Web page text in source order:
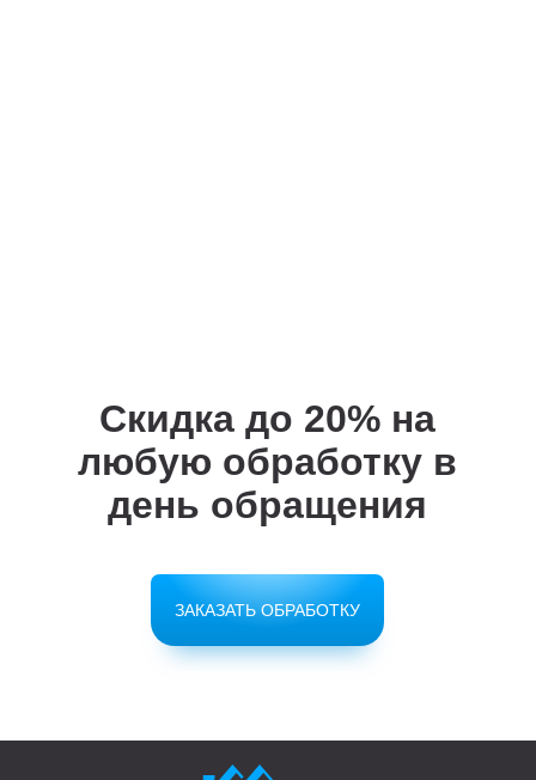
Скидка до 20% на
любую обработку в
день обращения
ЗАКАЗАТЬ ОБРАБОТКУ